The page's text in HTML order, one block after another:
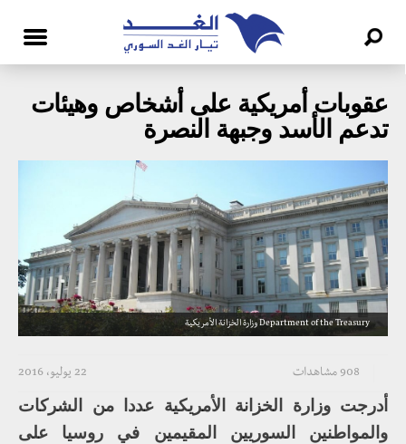
عقوبات أمريكية على أشخاص وهيئات
تدعم الأسد وجبهة النصرة
Department of the Treasury وزارة الخزانة الأمريكية
22 يوليو، 2016 908 مشاهدات
أدرجت وزارة الخزانة الأمريكية عددا من الشركات
والمواطنين السوريين المقيمين في روسيا على